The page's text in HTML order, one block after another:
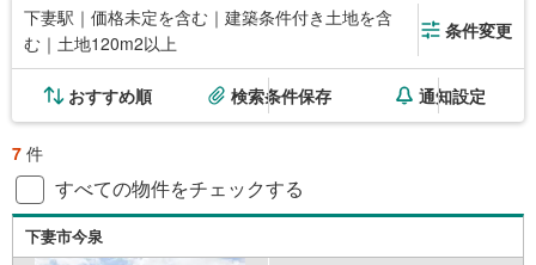
下妻駅｜価格未定を含む｜建築条件付き土地を含
む｜土地120m2以上
条件変更
おすすめ順 検索条件保存 通知設定
7 件
すべての物件をチェックする
下妻市今泉